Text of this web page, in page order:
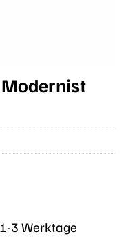
Modernist
3 Werktage